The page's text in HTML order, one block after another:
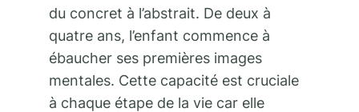
du concret à l’abstrait. De deux à
quatre ans, l’enfant commence à
ébaucher ses premières images
mentales. Cette capacité est cruciale
à chaque étape de la vie car elle